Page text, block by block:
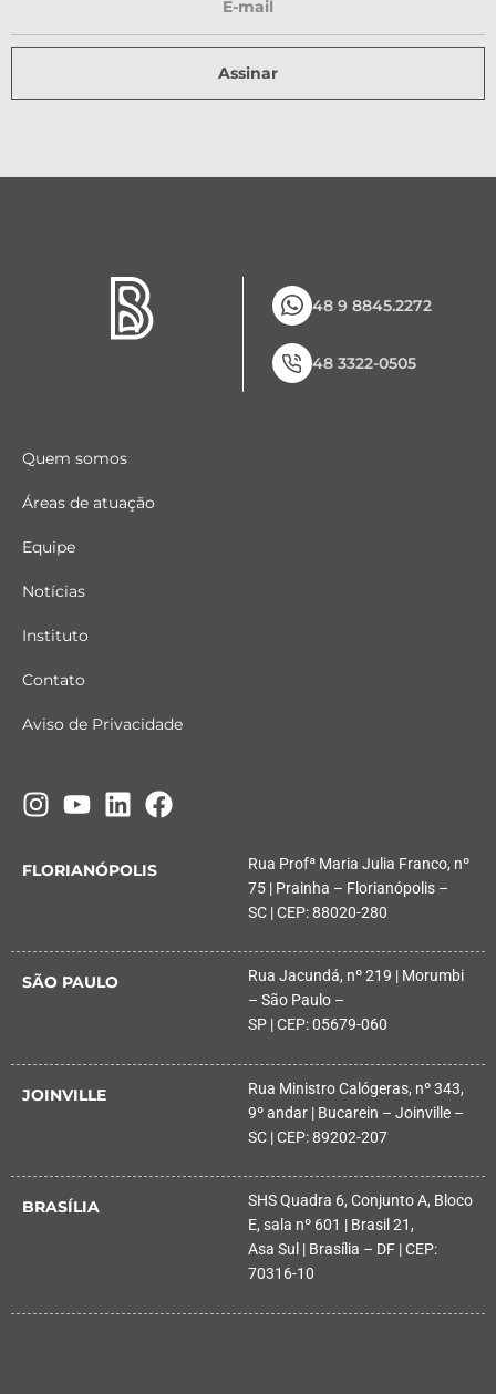
Assinar
48 9 8845.2272
48 3322-0505
Quem somos
Áreas de atuação
Equipe
Notícias
Instituto
Contato
Aviso de Privacidade
FLORIANÓPOLIS
Rua Profª Maria Julia Franco, nº
75 | Prainha – Florianópolis –
SC | CEP: 88020-280
SÃO PAULO
Rua Jacundá, nº 219 | Morumbi
– São Paulo –
SP | CEP: 05679-060
JOINVILLE
Rua Ministro Calógeras, nº 343,
9º andar | Bucarein – Joinville –
SC | CEP: 89202-207
BRASÍLIA
SHS Quadra 6, Conjunto A, Bloco
E, sala nº 601 | Brasil 21,
Asa Sul | Brasília – DF | CEP:
70316-10